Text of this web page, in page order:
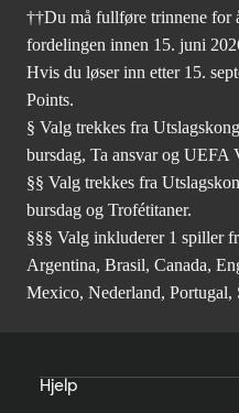
††Du må fullføre trinnene for
fordelingen innen 15. juni
Hvis du løser inn etter 15.
Points.
§ Valg trekkes fra
bursdag, Ta ansvar og UEFA
§§ Valg trekkes fra
bursdag og Trofétitaner.
§§§ Valg inkluderer 1 spiller
Argentina, Brasil, Canada,
Mexico, Nederland,
Hjelp